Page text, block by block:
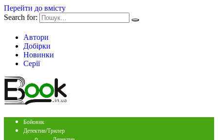
Перейти до вмісту
Search for:
Автори
Добірки
Новинки
Серії
Бойовик
Детектив/Трилер